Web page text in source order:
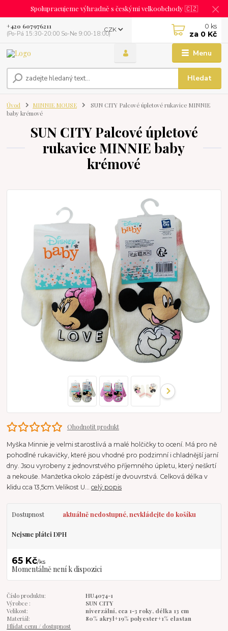
Spolupracujeme výhradně s českými velkoobchody 🇨🇿
Menu
CZK
Hledat
+420 607976211
(Po-Pá 15:30-20:00 So-Ne 9:00-18:00)
0 ks
za 0 Kč
Úvod MINNIE MOUSE
SUN CITY Palcové úpletové rukavice MINNIE
baby krémové
SUN CITY Palcové úpletové
rukavice MINNIE baby
krémové
Ohodnotit produkt
Myška Minnie je velmi starostlivá a malé holčičky to ocení. Má pro ně
pohodlné rukavičky, které jsou vhodné pro podzimní i chladnější jarní
dny. Jsou vyrobeny z jednovrstvého příjemného úpletu, který neškrtí
a nekouše. Manžetka okolo zápěstí je dvouvrstvá. Celková délka v
klidu cca 13,5cm.Velikost U...celý popis
Dostupnost aktuálně nedostupné, nevkládejte do košíku
Nejsme plátci DPH
65 Kč/ks
Momentálně není k dispozici
Číslo produktu:
HU4074-1
Výrobce :
SUN CITY
Velikost:
niverzální, cca 1-3 roky, délka 13 cm
Materiál:
80% akryl+19% polyester+1% elastan
Hlídat cenu / dostupnost